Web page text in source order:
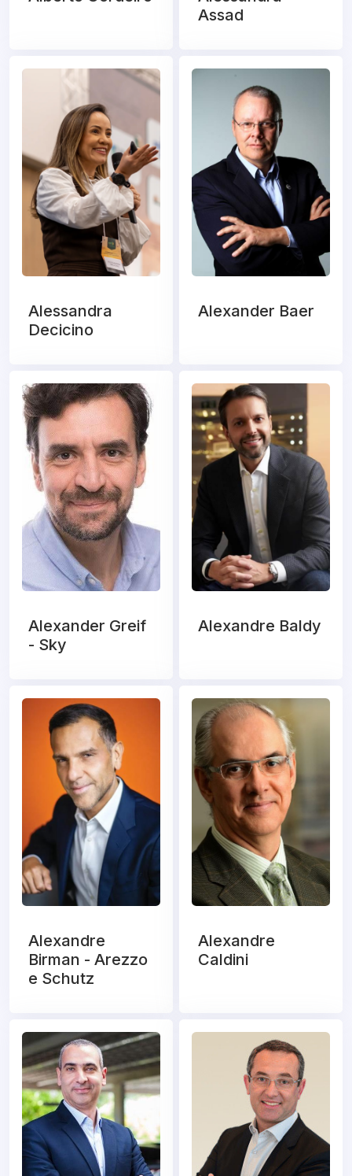
Assad
Alessandra
Decicino
Alexander Baer
Alexander Greif
- Sky
Alexandre Baldy
Alexandre
Birman - Arezzo
e Schutz
Alexandre
Caldini